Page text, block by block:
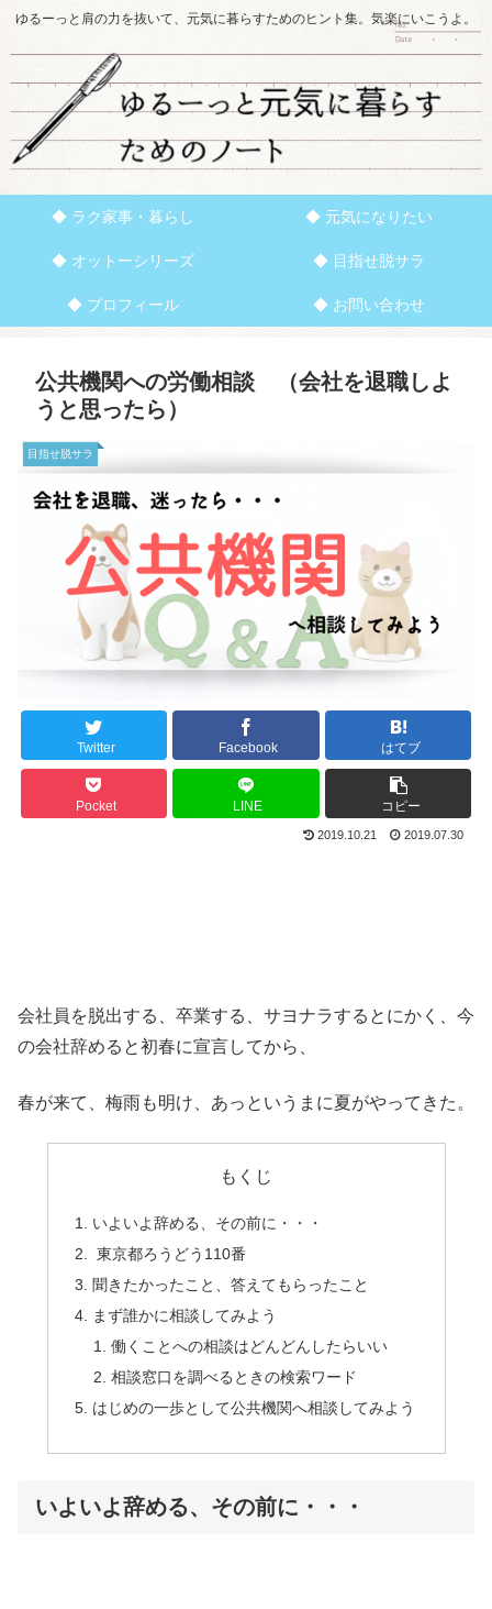
ゆるーっと肩の力を抜いて、元気に暮らすためのヒント集。気楽にいこうよ。
◆ ラク家事・暮らし ◆ 元気になりたい
◆ オットーシリーズ ◆ 目指せ脱サラ
◆ プロフィール ◆ お問い合わせ
公共機関への労働相談 （会社を退職しよ
うと思ったら）
目指せ脱サラ
Twitter Facebook はてブ
Pocket LINE コピー
2019.10.21 2019.07.30
会社員を脱出する、卒業する、サヨナラするとにかく、今
の会社辞めると初春に宣言してから、
春が来て、梅雨も明け、あっというまに夏がやってきた。
もくじ
いよいよ辞める、その前に・・・
東京都ろうどう110番
聞きたかったこと、答えてもらったこと
まず誰かに相談してみよう
働くことへの相談はどんどんしたらいい
相談窓口を調べるときの検索ワード
はじめの一歩として公共機関へ相談してみよう
いよいよ辞める、その前に・・・